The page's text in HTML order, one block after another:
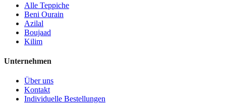
Alle Teppiche
Beni Ourain
Azilal
Boujaad
Kilim
Unternehmen
Über uns
Kontakt
Individuelle Bestellungen